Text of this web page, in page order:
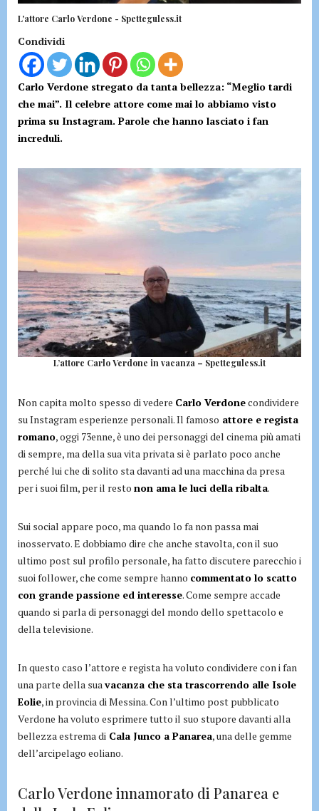
L'attore Carlo Verdone - Spetteguless.it
Condividi
Carlo Verdone stregato da tanta bellezza: “Meglio tardi
che mai”. Il celebre attore come mai lo abbiamo visto
prima su Instagram. Parole che hanno lasciato i fan
increduli.
L’attore Carlo Verdone in vacanza – Spetteguless.it
Non capita molto spesso di vedere Carlo Verdonecondividere
su Instagram esperienze personali. Il famoso attore e regista
romano, oggi 73enne, è uno dei personaggi del cinema più amati
di sempre, ma della sua vita privata si è parlato poco anche
perché lui che di solito sta davanti ad una macchina da presa
per i suoi film, per il resto non ama le luci della ribalta.
Sui social appare poco, ma quando lo fa non passa mai
inosservato. E dobbiamo dire che anche stavolta, con il suo
ultimo post sul profilo personale, ha fatto discutere parecchio i
suoi follower, che come sempre hanno commentato lo scatto
con grande passione ed interesse. Come sempre accade
quando si parla di personaggi del mondo dello spettacolo e
della televisione.
In questo caso l’attore e regista ha voluto condividere con i fan
una parte della suavacanza che sta trascorrendo alle Isole
Eolie, in provincia di Messina. Con l’ultimo post pubblicato
Verdone ha voluto esprimere tutto il suo stupore davanti alla
bellezza estrema di Cala Junco a Panarea, una delle gemme
dell’arcipelago eoliano.
Carlo Verdone innamorato di Panarea e